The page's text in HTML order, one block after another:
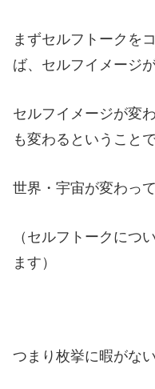
まずセルフトークを
ば、セルフイメージ
セルフイメージが変
も変わるということ
世界・宇宙が変わっ
（セルフトークにつ
ます）
つまり枚挙に暇がな